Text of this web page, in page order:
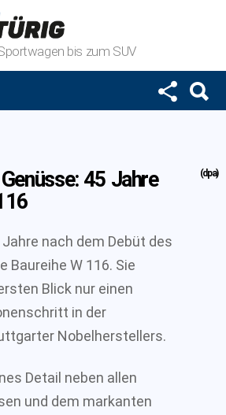
bis zum SUV
45 Jahre
(dpa)
nach dem Debüt des
Baureihe W 116. Sie
Blick nur einen
in der
Nobelherstellers.
Detail neben allen
und dem markanten